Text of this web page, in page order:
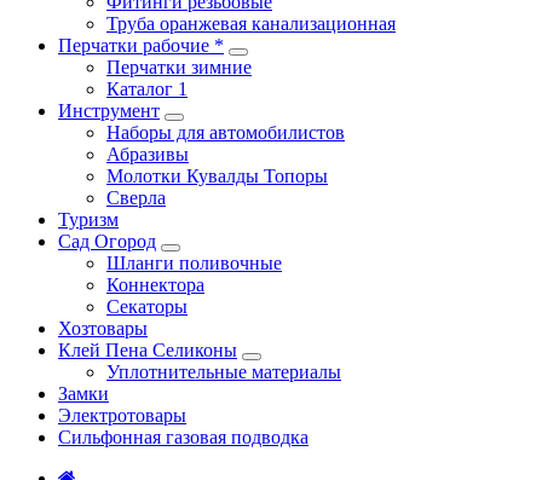
Труба оранжевая канализационная
Перчатки рабочие *
Перчатки зимние
Каталог 1
Инструмент
Наборы для автомобилистов
Абразивы
Молотки Кувалды Топоры
Сверла
Туризм
Сад Огород
Шланги поливочные
Коннектора
Секаторы
Хозтовары
Клей Пена Селиконы
Уплотнительные материалы
Замки
Электротовары
Сильфонная газовая подводка